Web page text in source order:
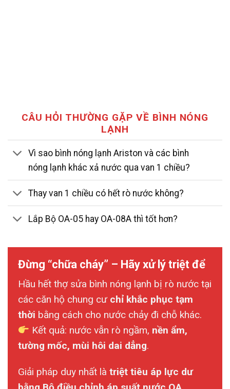
CÂU HỎI THƯỜNG GẶP VỀ BÌNH NÓNG
LẠNH
Vì sao bình nóng lạnh Ariston và các bình
nóng lạnh khác xả nước qua van 1 chiều?
Thay van 1 chiều có hết rò nước không?
Lắp Bộ OA-05 hay OA-08A thì tốt hơn?
Đừng “chữa cháy” – Hãy xử lý triệt để
Hầu hết thợ sửa bình nóng lạnh bị rò nước tại
các căn hộ chung cư chỉ khắc phục tạm
thời bằng cách cho nước chảy đi chỗ khác.
Kết quả: nước vẫn rò ngầm, nền ẩm,
tường mốc, mùi hôi dai dẳng.
Giải pháp duy nhất là triệt tiêu áp lực dư